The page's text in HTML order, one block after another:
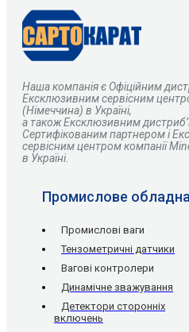
Наша компанія є Офіційним
Ексклюзивним сервісним
(Німеччина) в Україні,
а також Ексклюзивним
Сертифікованим партнером і
сервісним центром компанії
в Україні.
Промислове
Промислові ваги
Тензометричні датчики
Вагові контролери
Динамічне зважування
Детектори сторонніх
включень